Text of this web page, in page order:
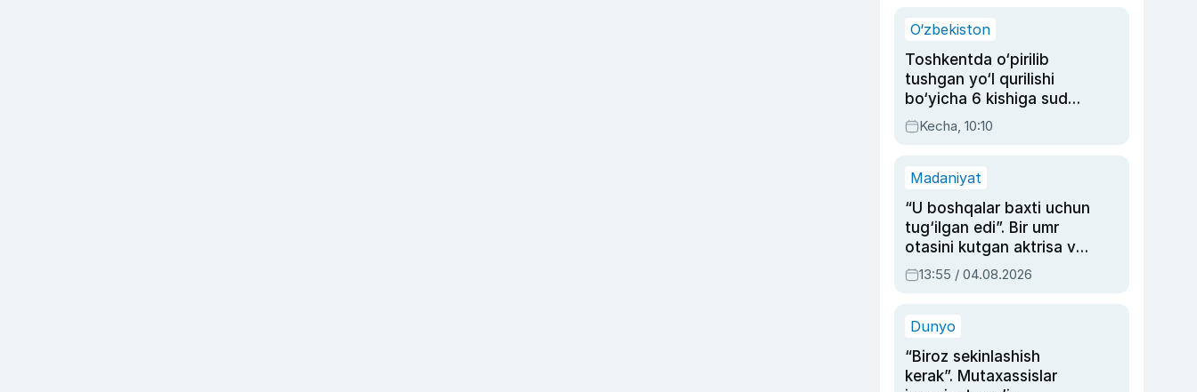
O‘zbekiston
Toshkentda o‘pirilib
tushgan yo‘l qurilishi
bo‘yicha 6 kishiga sud
hukmi o‘qildi
Kecha, 10:10
Madaniyat
“U boshqalar baxti uchun
tug‘ilgan edi”. Bir umr
otasini kutgan aktrisa va
dublyaj ustasi Rimma
Ahmedovaning
13:55 / 04.08.2026
Dunyo
“Biroz sekinlashish
kerak”. Mutaxassislar